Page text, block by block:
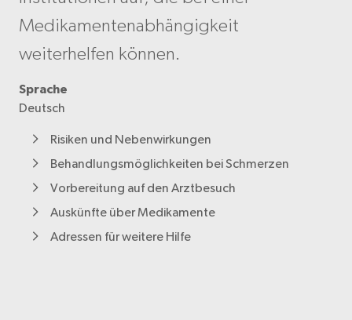
Medikamentenabhängigkeit
weiterhelfen können.
Sprache
Deutsch
Risiken und Nebenwirkungen
Behandlungsmöglichkeiten bei Schmerzen
Vorbereitung auf den Arztbesuch
Auskünfte über Medikamente
Adressen für weitere Hilfe